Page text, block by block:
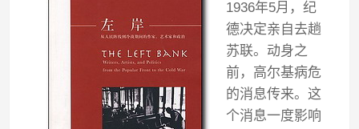
1936年5月，纪
德决定亲自去趟
苏联。动身之
前，高尔基病危
的消息传来。这
个消息一度影响